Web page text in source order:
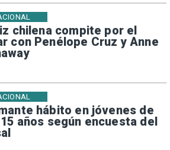
chilena compite por el
con Penélope Cruz y Anne
hábito en jóvenes de
años según encuesta del